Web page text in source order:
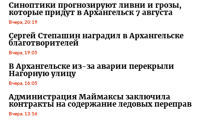
Синоптики прогнозируют ливни и грозы,
которые придут в Архангельск 7 августа
Вчера, 20:19
Сергей Степашин наградил в Архангельске
благотворителей
Вчера, 19:05
В Архангельске из-за аварии перекрыли
Нагорную улицу
Вчера, 16:05
Администрация Маймаксы заключила
контракты на содержание ледовых переправ
Вчера, 13:56